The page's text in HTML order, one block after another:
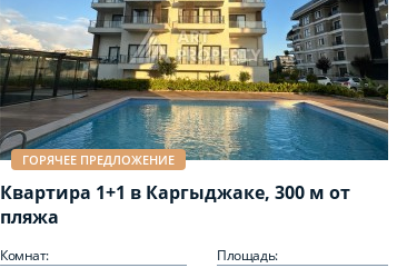
ГОРЯЧЕЕ ПРЕДЛОЖЕНИЕ
Квартира 1+1 в Каргыджаке, 300 м от
пляжа
Комнат: Площадь: